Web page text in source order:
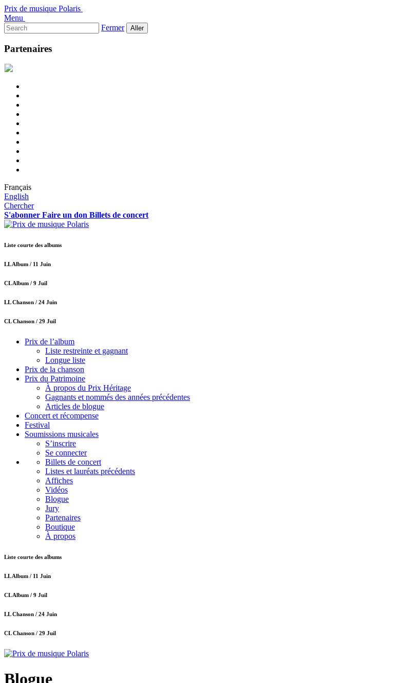
Prix de musique Polaris
Menu
Rechercher :
Fermer
Partenaires
Français
English
Chercher
S'abonner Faire un don Billets de concert
Liste courte des albums
LL Album / 11 Juin
CL Album / 9 Juil
LL Chanson / 24 Juin
CL Chanson / 29 Juil
Prix de l’album
Liste restreinte et gagnant
Longue liste
Prix de la chanson
Prix du Patrimoine
À propos du Prix Héritage
Gagnants et nommés des années précédentes
Articles de blogue
Concert et récompense
Festival
Soumissions musicales
S’inscrire
Se connecter
Billets de concert
Listes et lauréats précédents
Affiches
Vidéos
Blogue
Jury
Partenaires
Boutique
À propos
Liste courte des albums
LL Album / 11 Juin
CL Album / 9 Juil
LL Chanson / 24 Juin
CL Chanson / 29 Juil
Blogue